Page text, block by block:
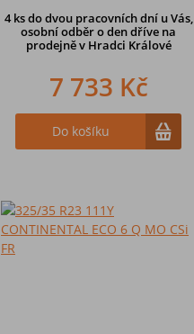
4 ks do dvou pracovních dní u Vás,
osobní odběr o den dříve na
prodejně v Hradci Králové
7 733 Kč
Do košíku